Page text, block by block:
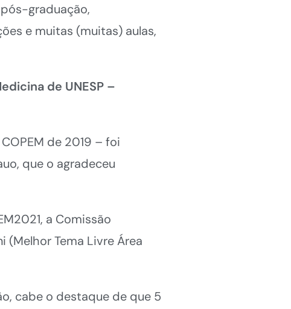
graduação,
e muitas (muitas) aulas,
de UNESP –
de 2019 – foi
que o agradeceu
a Comissão
(Melhor Tema Livre Área
cabe o destaque de que 5